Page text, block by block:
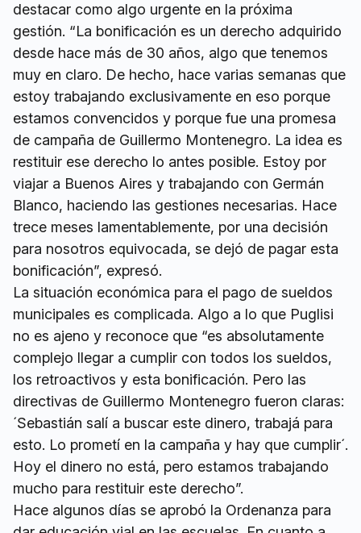
destacar como algo urgente en la próxima
gestión. “La bonificación es un derecho adquirido
desde hace más de 30 años, algo que tenemos
muy en claro. De hecho, hace varias semanas que
estoy trabajando exclusivamente en eso porque
estamos convencidos y porque fue una promesa
de campaña de Guillermo Montenegro. La idea es
restituir ese derecho lo antes posible. Estoy por
viajar a Buenos Aires y trabajando con Germán
Blanco, haciendo las gestiones necesarias. Hace
trece meses lamentablemente, por una decisión
para nosotros equivocada, se dejó de pagar esta
bonificación”, expresó.
La situación económica para el pago de sueldos
municipales es complicada. Algo a lo que Puglisi
no es ajeno y reconoce que “es absolutamente
complejo llegar a cumplir con todos los sueldos,
los retroactivos y esta bonificación. Pero las
directivas de Guillermo Montenegro fueron claras:
´Sebastián salí a buscar este dinero, trabajá para
esto. Lo prometí en la campaña y hay que cumplir´.
Hoy el dinero no está, pero estamos trabajando
mucho para restituir este derecho”.
Hace algunos días se aprobó la Ordenanza para